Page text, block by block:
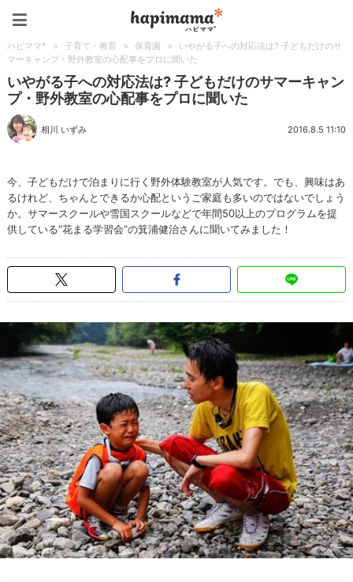
ハピママ* > 子育て・教育 > 保育園 >
いやがる子への対応法は? 子どもだけのサ
マーキャンプ・野外教室の心配事をプロに聞いた
いやがる子への対応法は? 子どもだけのサマーキャン
プ・野外教室の心配事をプロに聞いた
相川 いずみ 2016.8.5 11:10
今、子どもだけで泊まりに行く野外体験教室が人気です。でも、興味はあ
るけれど、ちゃんとできるか心配というご家庭も多いのではないでしょう
か。サマースクールや雪国スクールなどで年間50以上のプログラムを提
供している“花まる学習会”の箕浦健治さんに聞いてみました！